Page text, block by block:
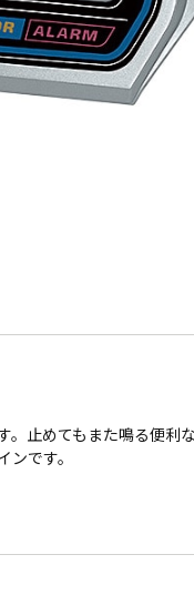
。止めてもまた鳴る便利
です。